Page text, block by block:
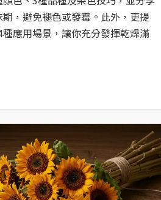
，避免褪色或發霉。此外，更提
應用場景，讓你充分發揮乾燥滿